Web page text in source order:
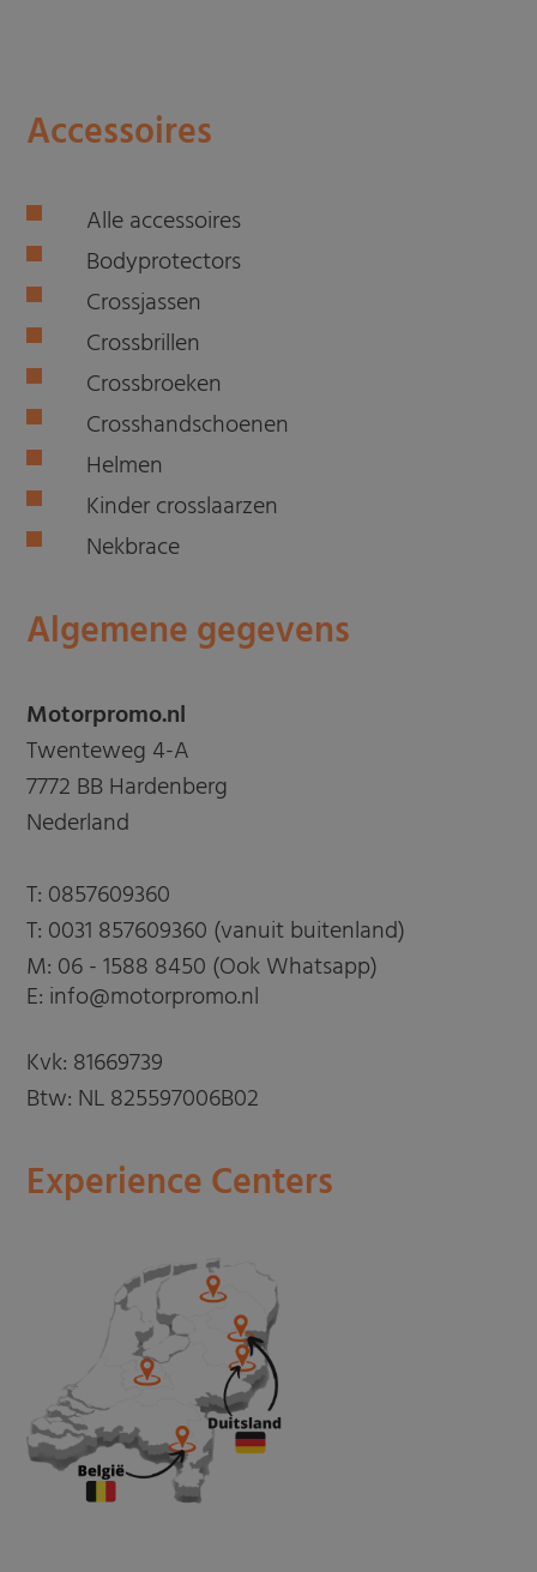
Accessoires
Alle accessoires
Bodyprotectors
Crossjassen
Crossbrillen
Crossbroeken
Crosshandschoenen
Helmen
Kinder crosslaarzen
Nekbrace
Algemene gegevens
Motorpromo.nl
Twenteweg 4-A
7772 BB Hardenberg
Nederland
T: 0857609360
T: 0031 857609360 (vanuit buitenland)
M: 06 - 1588 8450 (Ook Whatsapp)
E: info@motorpromo.nl
Kvk: 81669739
Btw: NL 825597006B02
Experience Centers